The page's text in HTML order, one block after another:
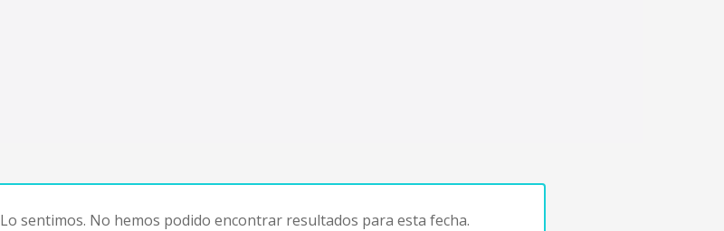
Lo sentimos. No hemos podido encontrar resultados para esta fecha.